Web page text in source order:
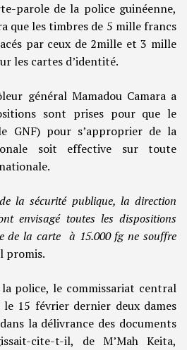
parole de la police guinéenne,
que les timbres de 5 mille francs
par ceux de 2mille et 3 mille
les cartes d’identité.
général Mamadou Camara a
sont prises pour que le
GNF) pour s’approprier de la
soit effective sur toute
la sécurité publique, la direction
envisagé toutes les dispositions
de la carte à 15.000 fg ne souffre
promis.
police, le commissariat central
15 février dernier deux dames
la délivrance des documents
cite-t-il, de M’Mah Keita,